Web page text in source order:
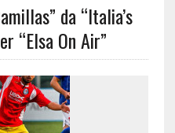
da “Italia’s
“Elsa On Air”